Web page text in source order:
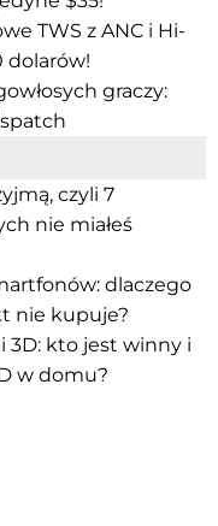
TWS z ANC i Hi-
dolarów!
graczy:
czyli 7
nie miałeś
dlaczego
nie kupuje?
3D: kto jest winny i
w domu?